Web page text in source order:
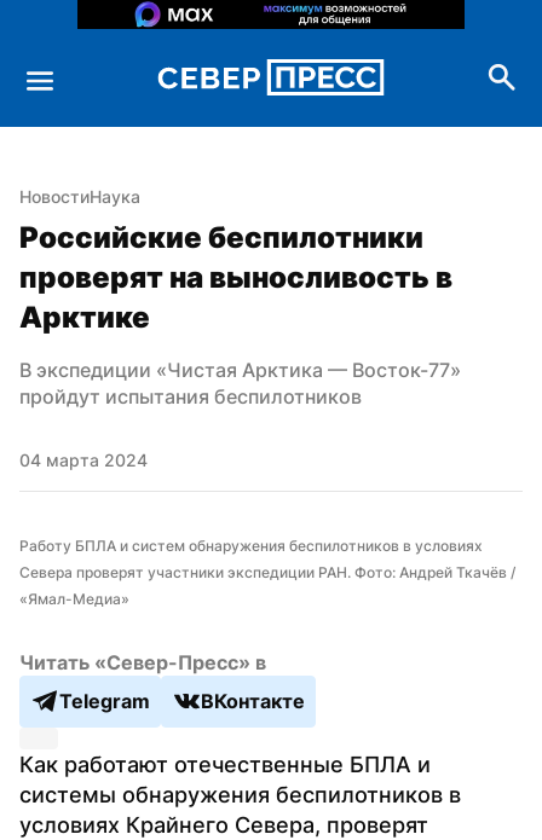
НовостиНаука
Российские беспилотники
проверят на выносливость в
Арктике
В экспедиции «Чистая Арктика — Восток-77»
пройдут испытания беспилотников
04 марта 2024
Работу БПЛА и систем обнаружения беспилотников в условиях
Севера проверят участники экспедиции РАН. Фото: Андрей Ткачёв /
«Ямал-Медиа»
Читать «Север-Пресс» в
Telegram
ВКонтакте
Как работают отечественные БПЛА и
системы обнаружения беспилотников в
условиях Крайнего Севера, проверят